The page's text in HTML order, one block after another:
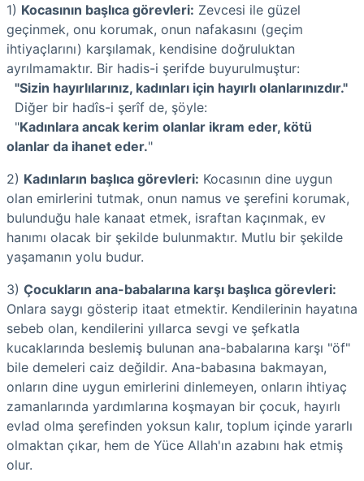
1) Kocasının başlıca görevleri: Zevcesi ile güzel
geçinmek, onu korumak, onun nafakasını (geçim
ihtiyaçlarını) karşılamak, kendisine doğruluktan
ayrılmamaktır. Bir hadis-i şerifde buyurulmuştur:
"Sizin hayırlılarınız, kadınları için hayırlı olanlarınızdır."
Diğer bir hadîs-i şerîf de, şöyle:
"Kadınlara ancak kerim olanlar ikram eder, kötü
olanlar da ihanet eder."
2) Kadınların başlıca görevleri: Kocasının dine uygun
olan emirlerini tutmak, onun namus ve şerefini korumak,
bulunduğu hale kanaat etmek, israftan kaçınmak, ev
hanımı olacak bir şekilde bulunmaktır. Mutlu bir şekilde
yaşamanın yolu budur.
3) Çocukların ana-babalarına karşı başlıca görevleri:
Onlara saygı gösterip itaat etmektir. Kendilerinin hayatına
sebeb olan, kendilerini yıllarca sevgi ve şefkatla
kucaklarında beslemiş bulunan ana-babalarına karşı "öf"
bile demeleri caiz değildir. Ana-babasına bakmayan,
onların dine uygun emirlerini dinlemeyen, onların ihtiyaç
zamanlarında yardımlarına koşmayan bir çocuk, hayırlı
evlad olma şerefinden yoksun kalır, toplum içinde yararlı
olmaktan çıkar, hem de Yüce Allah'ın azabını hak etmiş
olur.